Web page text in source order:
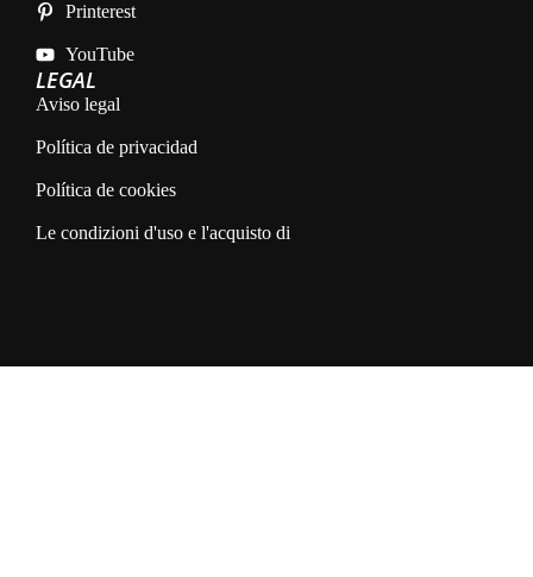
LEGAL
Aviso legal
Política de privacidad
Política de cookies
Le condizioni d'uso e l'acquisto di
Printerest
YouTube